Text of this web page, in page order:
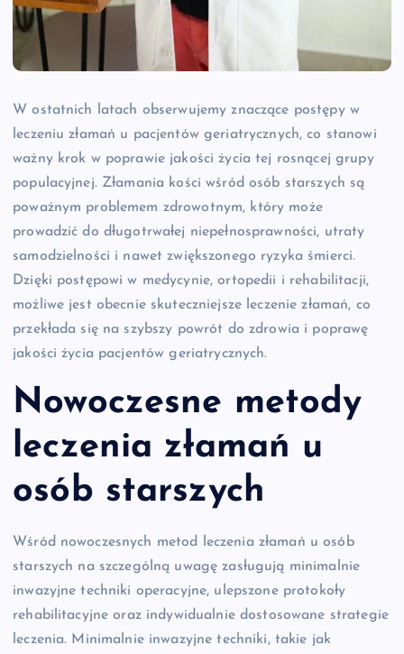
W ostatnich latach obserwujemy znaczące postępy w
leczeniu złamań u pacjentów geriatrycznych, co stanowi
ważny krok w poprawie jakości życia tej rosnącej grupy
populacyjnej. Złamania kości wśród osób starszych są
poważnym problemem zdrowotnym, który może
prowadzić do długotrwałej niepełnosprawności, utraty
samodzielności i nawet zwiększonego ryzyka śmierci.
Dzięki postępowi w medycynie, ortopedii i rehabilitacji,
możliwe jest obecnie skuteczniejsze leczenie złamań, co
przekłada się na szybszy powrót do zdrowia i poprawę
jakości życia pacjentów geriatrycznych.
Nowoczesne metody
leczenia złamań u
osób starszych
Wśród nowoczesnych metod leczenia złamań u osób
starszych na szczególną uwagę zasługują minimalnie
inwazyjne techniki operacyjne, ulepszone protokoły
rehabilitacyjne oraz indywidualnie dostosowane strategie
leczenia. Minimalnie inwazyjne techniki, takie jak